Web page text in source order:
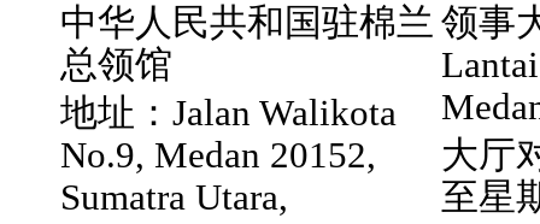
中华人民共和国驻棉兰
总领馆
地址：Jalan Walikota
No.9, Medan 20152,
Sumatra Utara,
领事
大厅
至星